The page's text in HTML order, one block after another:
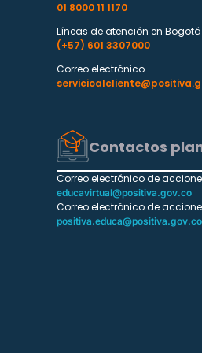
01 8000 11 1170
Líneas de atención en Bogotá
(+57) 601 3307000
Correo electrónico
Contactos
Correo electrónico de
educavirtual@positiva.gov.co
Correo electrónico de
positiva.educa@positiva.gov.co